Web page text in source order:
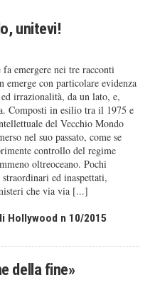
unitevi!
emergere nei tre racconti
con particolare evidenza
irrazionalità, da un lato, e,
Composti in esilio tra il 1975 e
del Vecchio Mondo
nel suo passato, come se
controllo del regime
oltreoceano. Pochi
ed inaspettati,
che via via [...]
Hollywood n 10/2015
della fine»